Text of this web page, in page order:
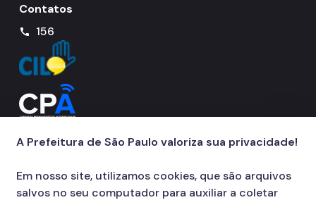
Contatos
call 156
A Prefeitura de São Paulo valoriza sua privacidade!
Em nosso site, utilizamos cookies, que são arquivos
salvos no seu computador para auxiliar a coletar